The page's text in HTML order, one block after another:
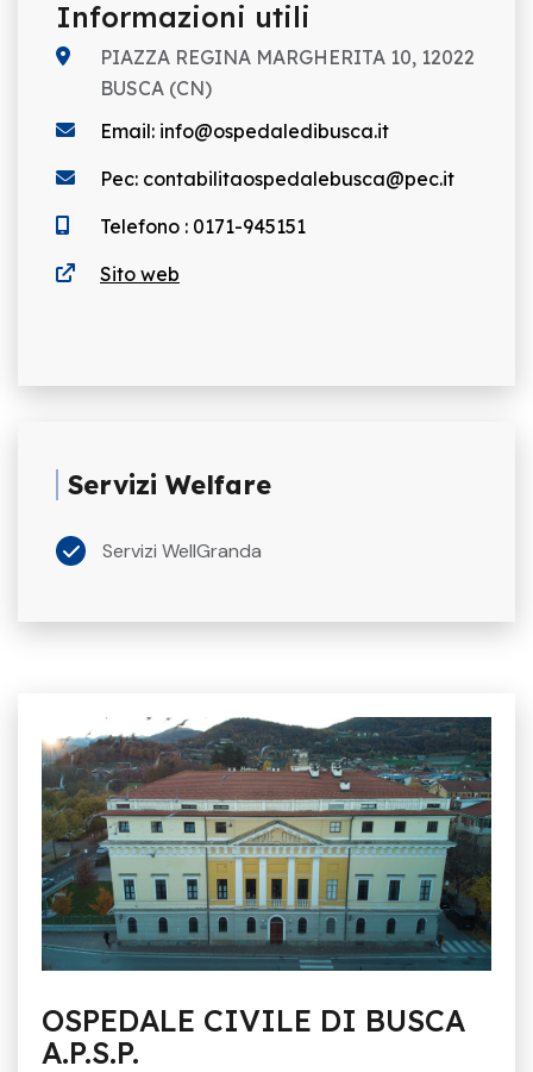
Informazioni utili
PIAZZA REGINA MARGHERITA 10, 12022
BUSCA (CN)
Email: info@ospedaledibusca.it
Pec: contabilitaospedalebusca@pec.it
Telefono : 0171-945151
Sito web
Servizi Welfare
Servizi WellGranda
OSPEDALE CIVILE DI BUSCA
A.P.S.P.